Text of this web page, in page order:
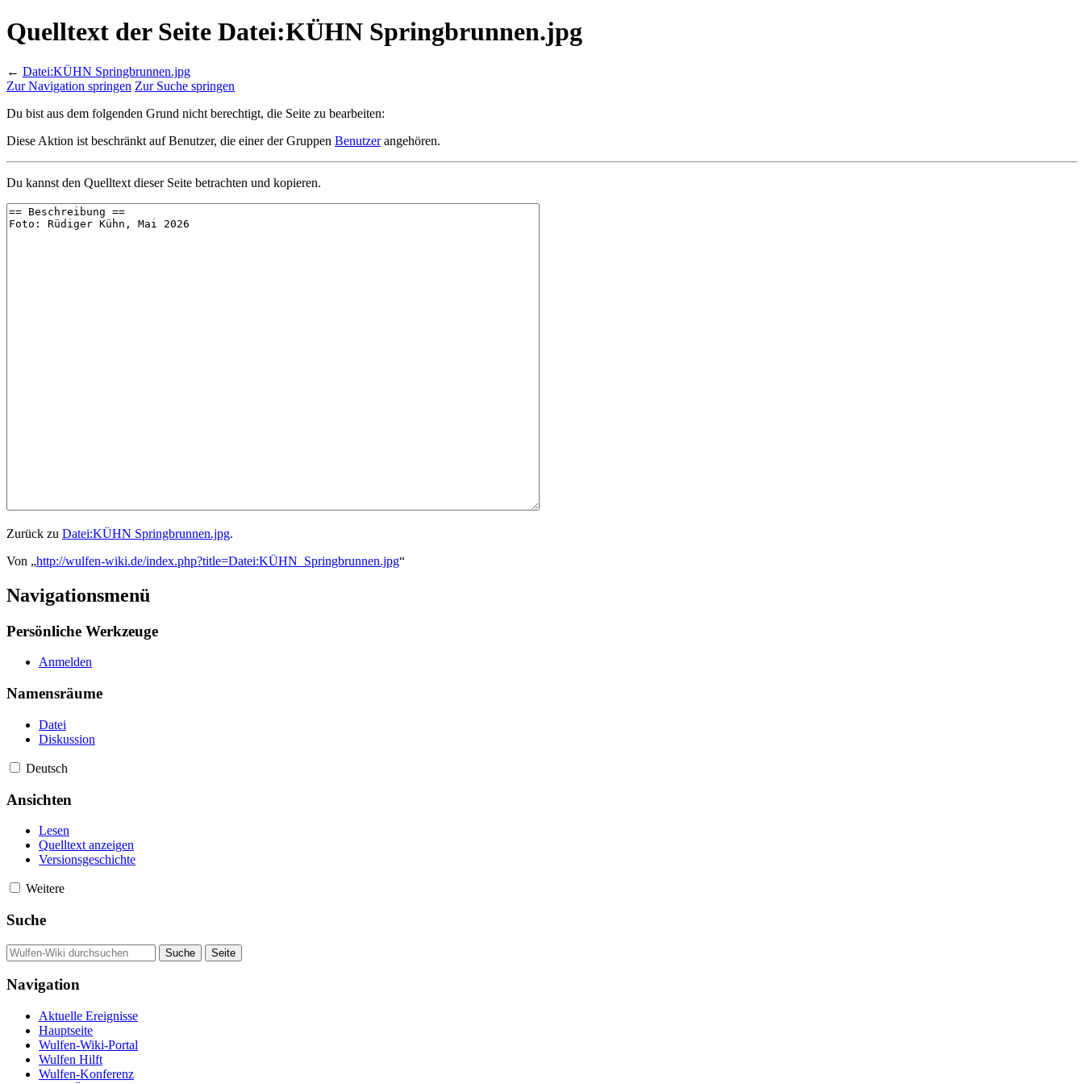
Quelltext der Seite Datei:KÜHN Springbrunnen.jpg
← Datei:KÜHN Springbrunnen.jpg
Zur Navigation springen Zur Suche springen
Du bist aus dem folgenden Grund nicht berechtigt, die Seite zu bearbeiten:
Diese Aktion ist beschränkt auf Benutzer, die einer der Gruppen Benutzerangehören.
Du kannst den Quelltext dieser Seite betrachten und kopieren.
Zurück zu Datei:KÜHN Springbrunnen.jpg.
Von „http://wulfen-wiki.de/index.php?title=Datei:KÜHN_Springbrunnen.jpg“
Navigationsmenü
Persönliche Werkzeuge
Anmelden
Namensräume
Datei
Diskussion
Deutsch
Ansichten
Lesen
Quelltext anzeigen
Versionsgeschichte
Weitere
Suche
Navigation
Aktuelle Ereignisse
Hauptseite
Wulfen-Wiki-Portal
Wulfen Hilft
Wulfen-Konferenz